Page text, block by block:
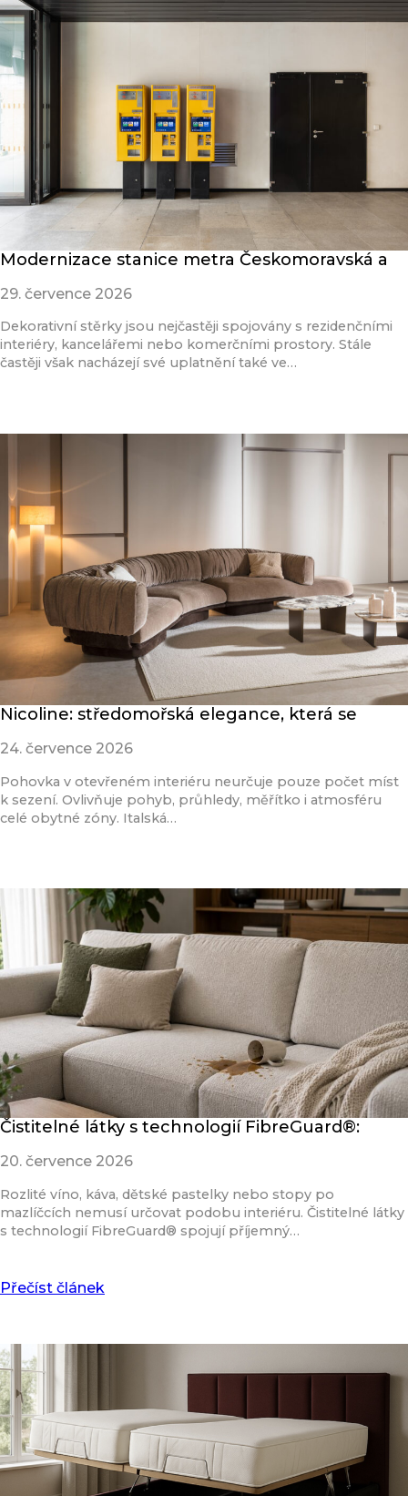
Modernizace stanice metra Českomoravská a
29. července 2026
Dekorativní stěrky jsou nejčastěji spojovány s rezidenčními
interiéry, kancelářemi nebo komerčními prostory. Stále
častěji však nacházejí své uplatnění také ve…
Nicoline: středomořská elegance, která se
24. července 2026
Pohovka v otevřeném interiéru neurčuje pouze počet míst
k sezení. Ovlivňuje pohyb, průhledy, měřítko i atmosféru
celé obytné zóny. Italská…
Čistitelné látky s technologií FibreGuard®:
20. července 2026
Rozlité víno, káva, dětské pastelky nebo stopy po
mazlíčcích nemusí určovat podobu interiéru. Čistitelné látky
s technologií FibreGuard® spojují příjemný…
Přečíst článek